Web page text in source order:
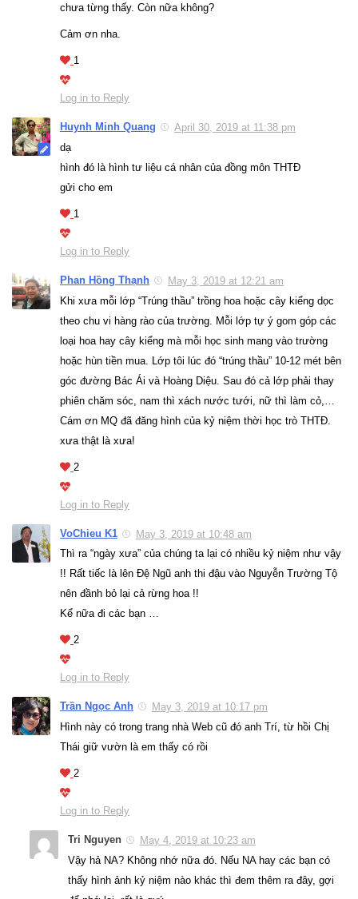
chưa từng thấy. Còn nữa không?
Cảm ơn nha.
1
Log in to Reply
Huynh Minh Quang
April 30, 2019 at 11:38 pm
dạ
hình đó là hình tư liệu cá nhân của đồng môn THTĐ
gửi cho em
1
Log in to Reply
Phan Hồng Thạnh
May 3, 2019 at 12:21 am
Khi xưa mỗi lớp “Trúng thầu” trồng hoa hoặc cây kiểng dọc
theo chu vi hàng rào của trường. Mỗi lớp tự ý gom góp các
loại hoa hay cây kiểng mà mỗi học sinh mang vào trường
hoặc hùn tiền mua. Lớp tôi lúc đó “trúng thầu” 10-12 mét bên
góc đường Bác Ái và Hoàng Diệu. Sau đó cả lớp phải thay
phiên chăm sóc, nam thì xách nước tưới, nữ thì làm cỏ,…
Cám ơn MQ đã đăng hình của kỷ niệm thời học trò THTĐ.
xưa thật là xưa!
2
Log in to Reply
VoChieu K1
May 3, 2019 at 10:48 am
Thì ra “ngày xưa” của chúng ta lại có nhiều kỷ niệm như vậy
!! Rất tiếc là lên Đệ Ngũ anh thi đậu vào Nguyễn Trường Tộ
nên đầnh bỏ lại cả rừng hoa !!
Kể nữa đi các bạn …
2
Log in to Reply
Trần Ngọc Anh
May 3, 2019 at 10:17 pm
Hình này có trong trang nhà Web cũ đó anh Trí, từ hồi Chị
Thái giữ vườn là em thấy có rồi
2
Log in to Reply
Tri Nguyen
May 4, 2019 at 10:23 am
Vậy hả NA? Không nhớ nữa đó. Nếu NA hay các bạn có
thấy hình ảnh kỷ niệm nào khác thì đem thêm ra đây, gợi